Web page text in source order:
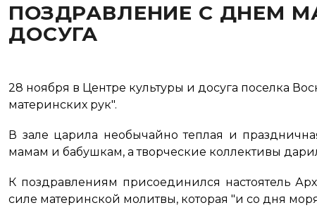
ПОЗДРАВЛЕНИЕ С ДНЕМ
ДОСУГА
28 ноября в Центре культуры и досуга поселка
материнских рук".
В зале царила необычайно теплая и
мамам и бабушкам, а творческие коллективы
К поздравлениям присоединился настоятель
силе материнской молитвы, которая "и со дня